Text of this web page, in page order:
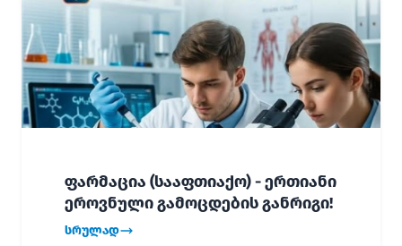
ფარმაცია (სააფთიაქო) - ერთიანი
ეროვნული გამოცდების განრიგი!
სრულად